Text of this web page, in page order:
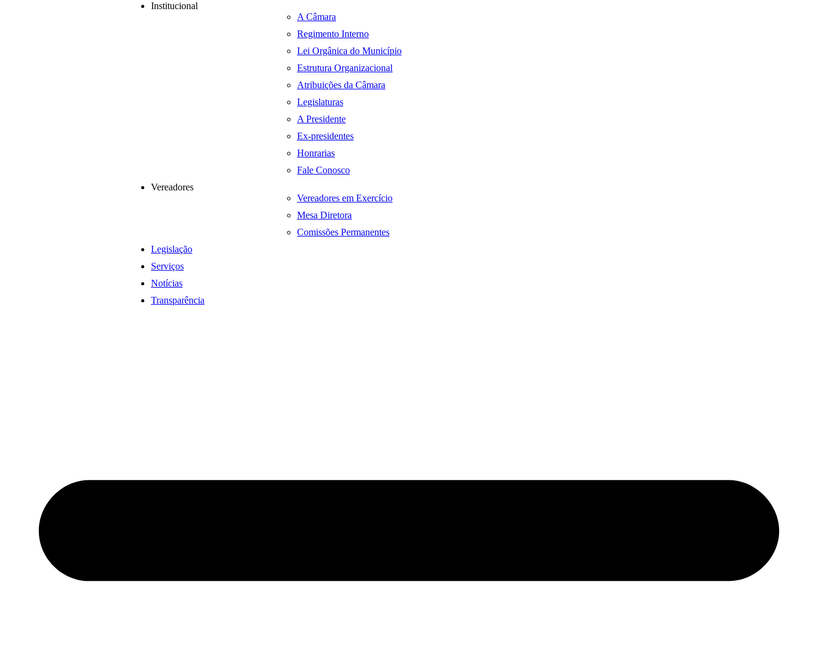
Institucional
A Câmara
Regimento Interno
Lei Orgânica do Município
Estrutura Organizacional
Atribuições da Câmara
Legislaturas
A Presidente
Ex-presidentes
Honrarias
Fale Conosco
Vereadores
Vereadores em Exercício
Mesa Diretora
Comissões Permanentes
Legislação
Serviços
Notícias
Transparência